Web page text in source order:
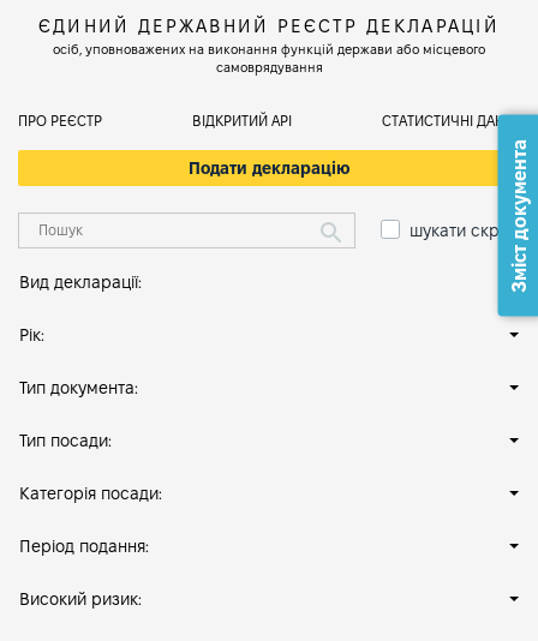
ЄДИНИЙ ДЕРЖАВНИЙ РЕЄСТР ДЕКЛАРАЦІЙ
осіб, уповноважених на виконання функцій держави або місцевого
самоврядування
ПРО РЕЄСТР ВІДКРИТИЙ АРІ СТАТИСТИЧНІ ДАНІ
Подати декларацію
шукати скрізь
Вид декларації:
Рік:
Тип документа:
Тип посади:
Категорія посади:
Період подання:
Високий ризик:
Зміст документа